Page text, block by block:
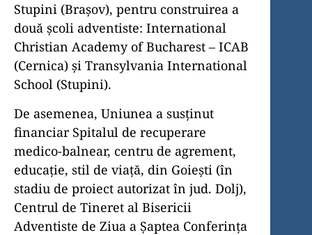
Stupini (Brașov), pentru construirea a
două școli adventiste: International
Christian Academy of Bucharest – ICAB
(Cernica) și Transylvania International
School (Stupini).
De asemenea, Uniunea a susținut
financiar Spitalul de recuperare
medico-balnear, centru de agrement,
educație, stil de viață, din Goiești (în
stadiu de proiect autorizat în jud. Dolj),
Centrul de Tineret al Bisericii
Adventiste de Ziua a Șaptea Conferința